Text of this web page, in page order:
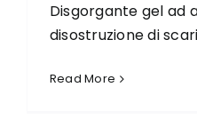
Disgorgante gel ad
disostruzione di
Read More